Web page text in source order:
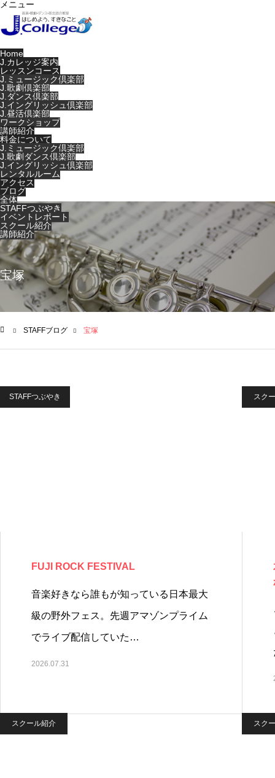
メニュー
Home
J.カレッジ案内
レッスンコース
J.ミュージック倶楽部
J.歌劇倶楽部
J.ダンス倶楽部
J.イングリッシュ倶楽部
J.昼活倶楽部
ワークショップ
講師紹介
料金について
J.ミュージック倶楽部
J.歌劇ダンス倶楽部
J.イングリッシュ倶楽部
レンタルルーム
アクセス
ブログ
全体
STAFFつぶやき
イベントレポート
スクール紹介
講師紹介
宝塚
STAFFブログ 宝塚
STAFFつぶやき
FUJI ROCK FESTIVAL
音楽好きなら誰もが知っている日本最大
級の野外フェス。先週アマゾンプライム
でライブ配信していた…
2026.07.31
スク
スクール紹介 スク